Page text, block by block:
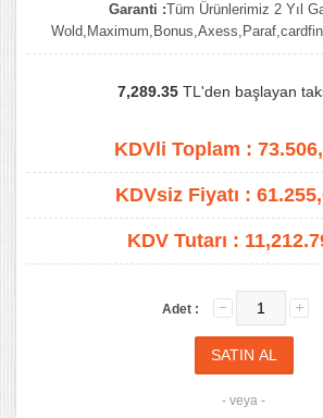
Garanti :Tüm Ürünlerimiz 2 Yıl
7,289.35TL'den başlayan
KDVli Toplam :
KDVsiz Fiyatı :
KDV Tutarı :
Adet :
- veya -